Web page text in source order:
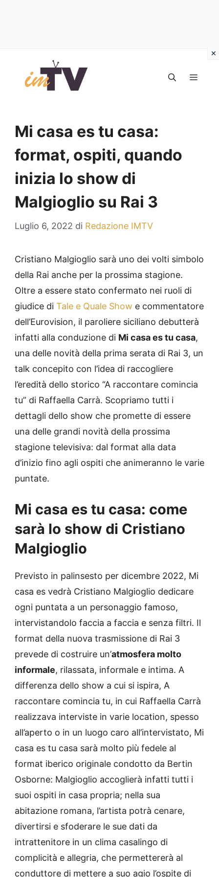
contenuto
Mi casa es tu casa:
format, ospiti, quando
inizia lo show di
Malgioglio su Rai 3
Luglio 6, 2022 di Redazione IMTV
Cristiano Malgioglio sarà uno dei volti simbolo
della Rai anche per la prossima stagione.
Oltre a essere stato confermato nei ruoli di
giudice di Tale e Quale Show e commentatore
dell’Eurovision, il paroliere siciliano debutterà
infatti alla conduzione di Mi casa es tu casa,
una delle novità della prima serata di Rai 3, un
talk concepito con l’idea di raccogliere
l’eredità dello storico “A raccontare comincia
tu” di Raffaella Carrà. Scopriamo tutti i
dettagli dello show che promette di essere
una delle grandi novità della prossima
stagione televisiva: dal format alla data
d’inizio fino agli ospiti che animeranno le varie
puntate.
Mi casa es tu casa: come
sarà lo show di Cristiano
Malgioglio
Previsto in palinsesto per dicembre 2022, Mi
casa es vedrà Cristiano Malgioglio dedicare
ogni puntata a un personaggio famoso,
intervistandolo faccia a faccia e senza filtri. Il
format della nuova trasmissione di Rai 3
prevede di costruire un’atmosfera molto
informale, rilassata, informale e intima. A
differenza dello show a cui si ispira, A
raccontare comincia tu, in cui Raffaella Carrà
realizzava interviste in varie location, spesso
all’aperto o in un luogo caro all’intervistato, Mi
casa es tu casa sarà molto più fedele al
format iberico originale condotto da Bertin
Osborne: Malgioglio accoglierà infatti tutti i
suoi ospiti in casa propria; nella sua
abitazione romana, l’artista potrà cenare,
divertirsi e sfoderare le sue dati da
intrattenitore in un clima casalingo di
complicità e allegria, che permettererà al
conduttore di mettere a suo agio l’ospite di